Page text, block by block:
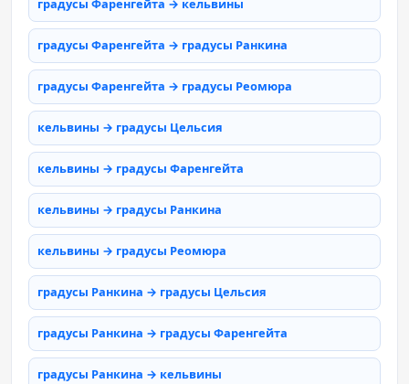
градусы Фаренгейта → кельвины
градусы Фаренгейта → градусы Ранкина
градусы Фаренгейта → градусы Реомюра
кельвины → градусы Цельсия
кельвины → градусы Фаренгейта
кельвины → градусы Ранкина
кельвины → градусы Реомюра
градусы Ранкина → градусы Цельсия
градусы Ранкина → градусы Фаренгейта
градусы Ранкина → кельвины